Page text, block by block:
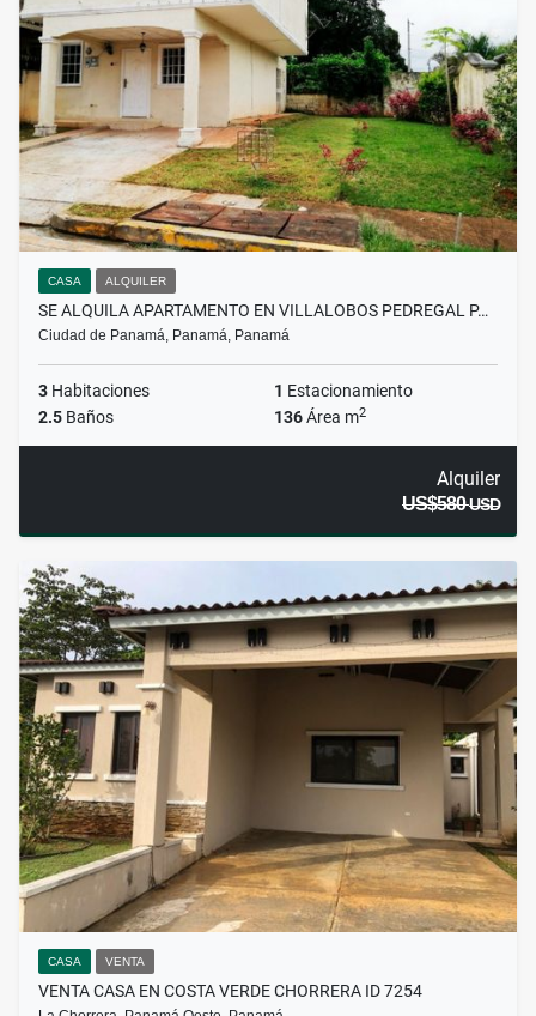
CASA ALQUILER
SE ALQUILA APARTAMENTO EN VILLALOBOS PEDREGAL P…
Ciudad de Panamá, Panamá, Panamá
3 Habitaciones 1 Estacionamiento
2.5 Baños 136Área m2
Alquiler
US$580USD
CASA VENTA
VENTA CASA EN COSTA VERDE CHORRERA ID 7254